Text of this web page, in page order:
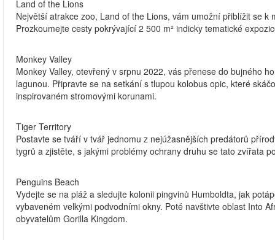
Land of the Lions
Největší atrakce zoo, Land of the Lions, vám umožní přiblížit se
Prozkoumejte cesty pokrývající 2 500 m² indicky tematické
Monkey Valley
Monkey Valley, otevřený v srpnu 2022, vás přenese do bujného
lagunou. Připravte se na setkání s tlupou kolobus opic, které
inspirovaném stromovými korunami.
Tiger Territory
Postavte se tváří v tvář jednomu z nejúžasnějších predátorů
tygrů a zjistěte, s jakými problémy ochrany druhu se tato zvířata
Penguins Beach
Vydejte se na pláž a sledujte kolonii pingvinů Humboldta, jak
vybaveném velkými podvodními okny. Poté navštivte oblast Into
obyvatelům Gorilla Kingdom.